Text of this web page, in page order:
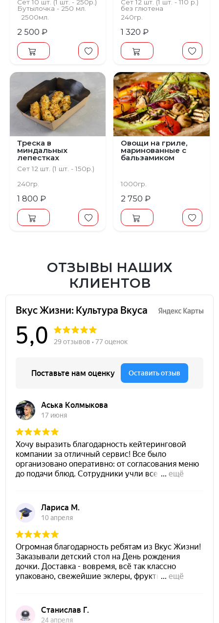
Сет 10 шт. (1 шт. - 250р.)
Бутылочка - 250 мл.
2500мл.
2 500 ₽
Сет 12 шт. (1 шт. - 110 р.)
без глютена
240гр.
1 320 ₽
Треска в
миндальных
лепестках
Сет 12 шт. (1 шт. - 150р.)
240гр.
1 800 ₽
Овощи на гриле,
маринованные с
бальзамиком
1000гр.
2 750 ₽
ОТЗЫВЫ НАШИХ
КЛИЕНТОВ